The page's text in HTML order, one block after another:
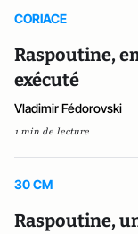
CORIACE
Raspoutine,
exécuté
Vladimir Fédorovski
1 min de lecture
30 CM
Raspoutine,